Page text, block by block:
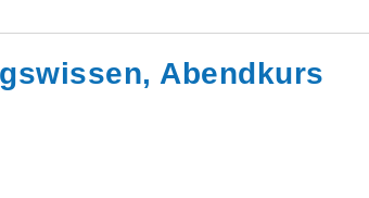
Abendkurs